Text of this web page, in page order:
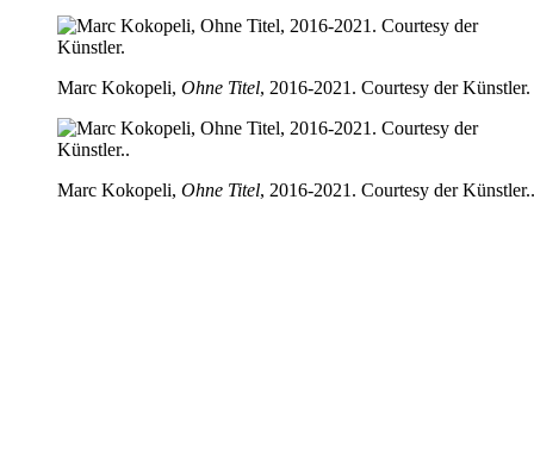
Marc Kokopeli, Ohne Titel, 2016-2021. Courtesy der Künstler.
Marc Kokopeli, Ohne Titel, 2016-2021. Courtesy der Künstler..